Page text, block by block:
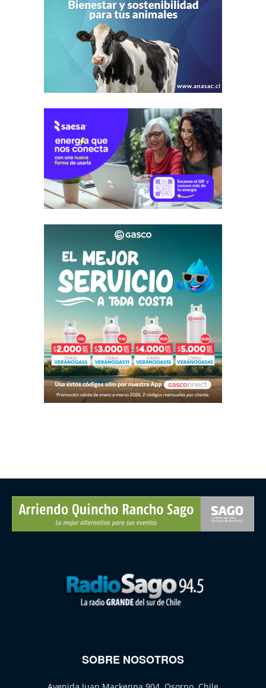
SOBRE NOSOTROS